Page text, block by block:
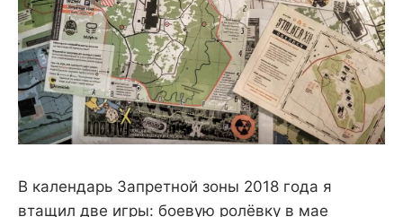
В календарь Запретной зоны 2018 года я
втащил две игры: боевую ролёвку в мае